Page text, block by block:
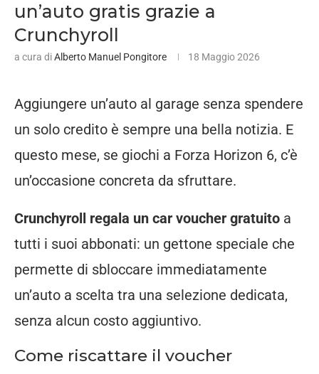
un’auto gratis grazie a
Crunchyroll
a cura diAlberto Manuel Pongitore 18 Maggio 2026
Aggiungere un’auto al garage senza spendere
un solo credito è sempre una bella notizia. E
questo mese, se giochi a Forza Horizon 6, c’è
un’occasione concreta da sfruttare.
Crunchyroll regala un car voucher gratuito a
tutti i suoi abbonati: un gettone speciale che
permette di sbloccare immediatamente
un’auto a scelta tra una selezione dedicata,
senza alcun costo aggiuntivo.
Come riscattare il voucher